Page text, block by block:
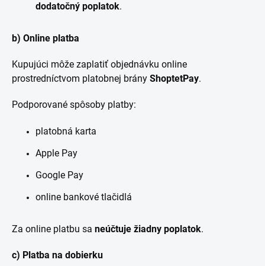
dodatočný poplatok.
b) Online platba
Kupujúci môže zaplatiť objednávku online
prostredníctvom platobnej brány ShoptetPay.
Podporované spôsoby platby:
platobná karta
Apple Pay
Google Pay
online bankové tlačidlá
Za online platbu sa neúčtuje žiadny poplatok.
c) Platba na dobierku